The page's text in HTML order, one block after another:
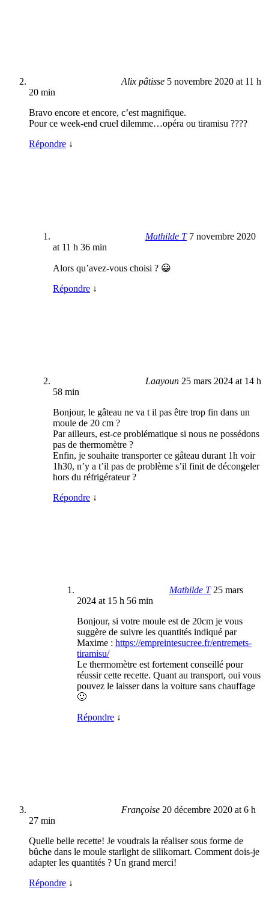
Alix pâtisse 5 novembre 2020 at 11 h
20 min
Bravo encore et encore, c’est magnifique.
Pour ce week-end cruel dilemme…opéra ou tiramisu ????
Répondre ↓
Mathilde T 7 novembre 2020
at 11 h 36 min
Alors qu’avez-vous choisi ? 😀
Répondre ↓
Laayoun 25 mars 2024 at 14 h
58 min
Bonjour, le gâteau ne va t il pas être trop fin dans un
moule de 20 cm ?
Par ailleurs, est-ce problématique si nous ne possédons
pas de thermomètre ?
Enfin, je souhaite transporter ce gâteau durant 1h voir
1h30, n’y a t’il pas de problème s’il finit de décongeler
hors du réfrigérateur ?
Répondre ↓
Mathilde T 25 mars
2024 at 15 h 56 min
Bonjour, si votre moule est de 20cm je vous
suggère de suivre les quantités indiqué par
Maxime : https://empreintesucree.fr/entremets-
tiramisu/
Le thermomètre est fortement conseillé pour
réussir cette recette. Quant au transport, oui vous
pouvez le laisser dans la voiture sans chauffage
🙂
Répondre ↓
Françoise 20 décembre 2020 at 6 h
27 min
Quelle belle recette! Je voudrais la réaliser sous forme de
bûche dans le moule starlight de silikomart. Comment dois-je
adapter les quantités ? Un grand merci!
Répondre ↓